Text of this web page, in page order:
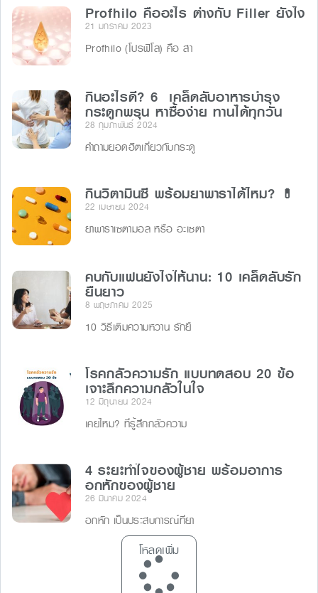
Profhilo คืออะไร ต่างกับ Filler ยังไง
21 มกราคม 2023
Profhilo (โปรฟิโล) คือ สา
กินอะไรดี? 6 เคล็ดลับอาหารบำรุง
กระดูกพรุน หาซื้อง่าย ทานได้ทุกวัน
28 กุมภาพันธ์ 2024
คำถามยอดฮิตเกี่ยวกับกระดู
กินวิตามินซี พร้อมยาพาราได้ไหม? 💊
22 เมษายน 2024
ยาพาราเซตามอล หรือ อะเซตา
คบกับแฟนยังไงให้นาน: 10 เคล็ดลับรัก
ยืนยาว
8 พฤษภาคม 2025
10 วิธีเติมความหวาน รักยื
โรคกลัวความรัก แบบทดสอบ 20 ข้อ
เจาะลึกความกลัวในใจ
12 มิถุนายน 2024
เคยไหม? ที่รู้สึกกลัวความ
4 ระยะทำใจของผู้ชาย พร้อมอาการ
อกหักของผู้ชาย
26 มีนาคม 2024
อกหัก เป็นประสบการณ์ที่ยา
โหลดเพิ่ม